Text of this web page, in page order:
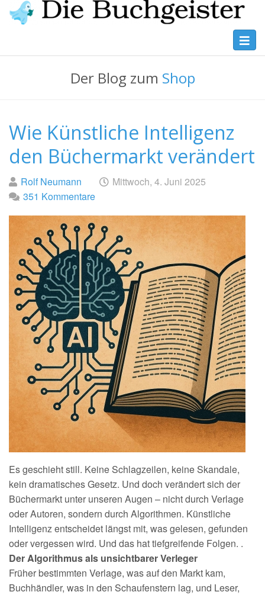
Skip
to
BuchgeisterDer Blog zum Shop
Wie Künstliche Intelligenz
den Büchermarkt verändert
Geschrieben
von
Rolf Neumann am Mittwoch, 4. Juni 2025
351 Kommentare
Es geschieht still. Keine Schlagzeilen, keine Skandale,
kein dramatisches Gesetz. Und doch verändert sich der
Büchermarkt unter unseren Augen – nicht durch Verlage
oder Autoren, sondern durch Algorithmen. Künstliche
Intelligenz entscheidet längst mit, was gelesen, gefunden
oder vergessen wird. Und das hat tiefgreifende Folgen. .
Der Algorithmus als unsichtbarer Verleger
Früher bestimmten Verlage, was auf den Markt kam,
Buchhändler, was in den Schaufenstern lag, und Leser,